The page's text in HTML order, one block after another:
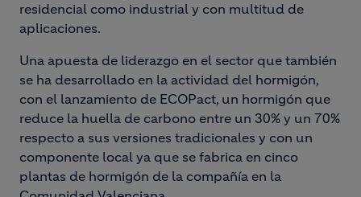
residencial como industrial y con multitud de
aplicaciones.
Una apuesta de liderazgo en el sector que también
se ha desarrollado en la actividad del hormigón,
con el lanzamiento de ECOPact, un hormigón que
reduce la huella de carbono entre un 30% y un 70%
respecto a sus versiones tradicionales y con un
componente local ya que se fabrica en cinco
plantas de hormigón de la compañía en la